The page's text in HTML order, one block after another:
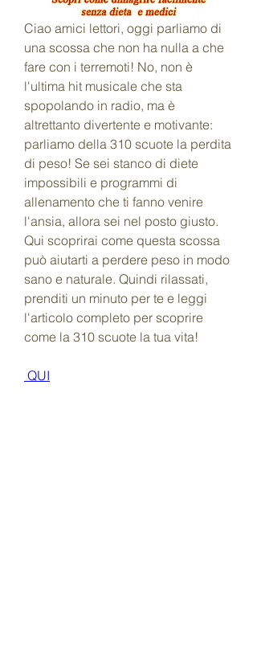
Ciao amici lettori, oggi parliamo di
una scossa che non ha nulla a che
fare con i terremoti! No, non è
l'ultima hit musicale che sta
spopolando in radio, ma è
altrettanto divertente e motivante:
parliamo della 310 scuote la perdita
di peso! Se sei stanco di diete
impossibili e programmi di
allenamento che ti fanno venire
l'ansia, allora sei nel posto giusto.
Qui scoprirai come questa scossa
può aiutarti a perdere peso in modo
sano e naturale. Quindi rilassati,
prenditi un minuto per te e leggi
l'articolo completo per scoprire
come la 310 scuote la tua vita!
QUI